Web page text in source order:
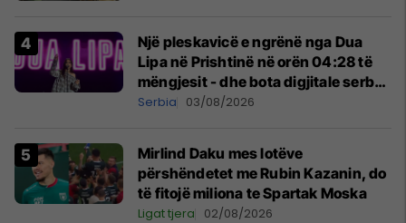
Një pleskavicë e ngrënë nga Dua
Lipa në Prishtinë në orën 04:28 të
mëngjesit - dhe bota digjitale serbe
shpall gjendjen e luftës
Serbia 03/08/2026
Mirlind Daku mes lotëve
përshëndetet me Rubin Kazanin, do
të fitojë miliona te Spartak Moska
Ligat tjera 02/08/2026